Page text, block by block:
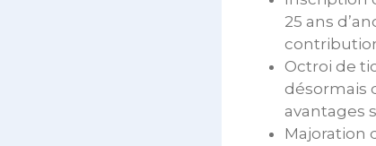
25 ans
Octroi de
désormais
avantages
Majoration